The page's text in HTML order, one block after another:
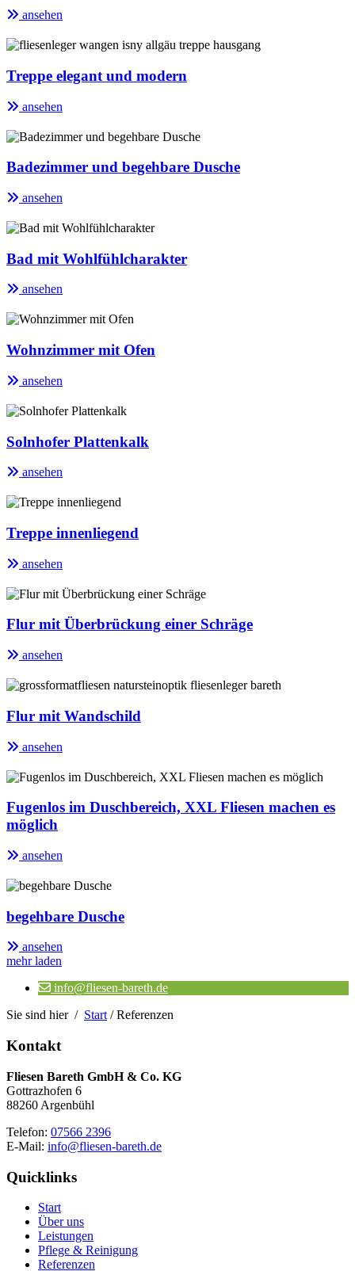
ansehen
Treppe elegant und modern
ansehen
Badezimmer und begehbare Dusche
ansehen
Bad mit Wohlfühlcharakter
ansehen
Wohnzimmer mit Ofen
ansehen
Solnhofer Plattenkalk
ansehen
Treppe innenliegend
ansehen
Flur mit Überbrückung einer Schräge
ansehen
Flur mit Wandschild
ansehen
Fugenlos im Duschbereich, XXL Fliesen machen es
möglich
ansehen
begehbare Dusche
ansehen
mehr laden
info@fliesen-bareth.de
Sie sind hier / Start/Referenzen
Kontakt
Fliesen Bareth GmbH & Co. KG
Gottrazhofen 6
88260 Argenbühl
Telefon: 07566 2396
E-Mail: info@fliesen-bareth.de
Quicklinks
Start
Über uns
Leistungen
Pflege & Reinigung
Referenzen